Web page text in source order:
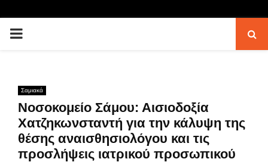
PRIMARY
Σαμιακά
Νοσοκομείο Σάμου: Αισιοδοξία
Χατζηκωνσταντή για την κάλυψη της
θέσης αναισθησιολόγου και τις
προσλήψεις ιατρικού προσωπικού